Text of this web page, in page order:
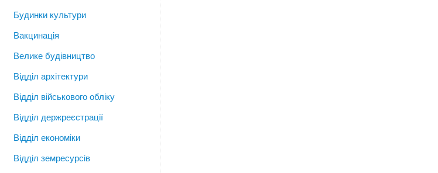
Будинки культури
Вакцинація
Велике будівництво
Відділ архітектури
Відділ військового обліку
Відділ держреєстрації
Відділ економіки
Відділ земресурсів